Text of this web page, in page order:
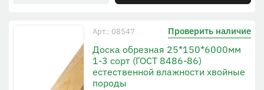
Арт.: 08547 Проверить наличие
Доска обрезная 25*150*6000мм
1-3 сорт (ГОСТ 8486-86)
естественной влажности хвойные
породы